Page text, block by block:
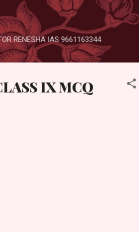
RENESHA IAS 9661163344
IX MCQ